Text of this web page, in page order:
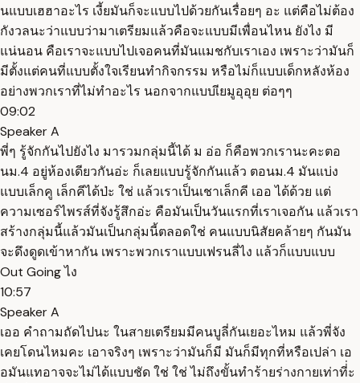
นแบบเฮฮาอะไร เงี้ยมันก็จะแบบไปด้วยกันเรื่อยๆ อะ แต่คือไม่ต้อง
กังวลนะว่าแบบว่ามาเตรียมแล้วคือจะแบบมีเพื่อนไหน ยังไง มี
แน่นอน คือเราจะแบบไปเจอคนที่มันแมชกับเราเอง เพราะว่ามันก็
มีตั้งแต่คนที่แบบตั้งใจเรียนทำกิจกรรม หรือไม่ก็แบบเด็กหลังห้อง
อย่างพวกเราที่ไม่ทำอะไร นอกจากแบบเียมูอุอุย ต่อๆๆ
09:02
Speaker A
พี่ๆ รู้จักกันไปยังไง มารวมกลุ่มนี้ได้ ม อ่อ ก็คือพวกเรานะคะตอ
นม.4 อยู่ห้องเดียวกันอ่ะ ก็เลยแบบรู้จักกันแล้ว ตอนม.4 มันแบ่ง
แบบเล็กคู เล็กคีได้ป่ะ ใช่ แล้วเราเป็นเชาเล็กคี เออ ได้ด้วย แต่
ความเซอร์ไพรส์ที่จังรู้สึกอ่ะ คือมันเป็นวันแรกที่เราเจอกัน แล้วเรา
สร้างกลุ่มนี้แล้วมันเป็นกลุ่มนี้ตลอดใช่ คนแบบนิสัยคล้ายๆ กันมัน
จะดึงดูดเข้าหากัน เพราะพวกเราแบบเฟรนลี่ไง แล้วก็แบบแบบ
Out Going ไง
10:57
Speaker A
เออ คำถามถัดไปนะ ในสายเตรียมมีคนบูลี่กันเยอะไหม แล้วพี่จัง
เคยโดนไหมคะ เอาจริงๆ เพราะว่ามันก็มี มันก็มีทุกที่หรือเปล่า เอ
อมันแทอาจจะไม่ได้แบบชัด ใช่ ใช่ ไม่ถึงขั้นทำร้ายร่างกายเท่าที่่ะ